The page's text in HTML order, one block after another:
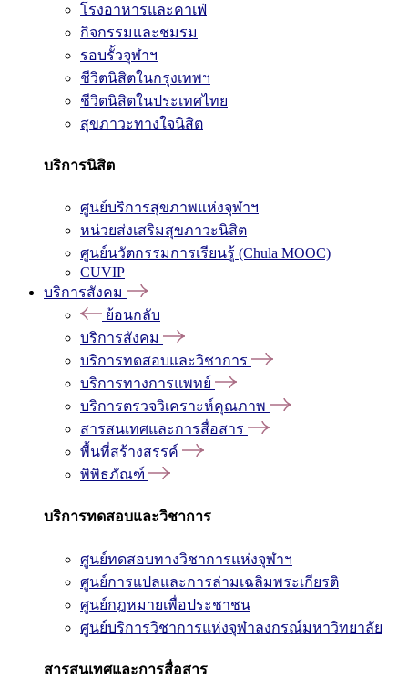
โรงอาหารและคาเฟ่
กิจกรรมและชมรม
รอบรั้วจุฬาฯ
ชีวิตนิสิตในกรุงเทพฯ
ชีวิตนิสิตในประเทศไทย
สุขภาวะทางใจนิสิต
บริการนิสิต
ศูนย์บริการสุขภาพแห่งจุฬาฯ
หน่วยส่งเสริมสุขภาวะนิสิต
ศูนย์นวัตกรรมการเรียนรู้ (Chula MOOC)
CUVIP
บริการสังคม
ย้อนกลับ
บริการสังคม
บริการทดสอบและวิชาการ
บริการทางการแพทย์
บริการตรวจวิเคราะห์คุณภาพ
สารสนเทศและการสื่อสาร
พื้นที่สร้างสรรค์
พิพิธภัณฑ์
บริการทดสอบและวิชาการ
ศูนย์ทดสอบทางวิชาการแห่งจุฬาฯ
ศูนย์การแปลและการล่ามเฉลิมพระเกียรติ
ศูนย์กฎหมายเพื่อประชาชน
ศูนย์บริการวิชาการแห่งจุฬาลงกรณ์มหาวิทยาลัย
สารสนเทศและการสื่อสาร